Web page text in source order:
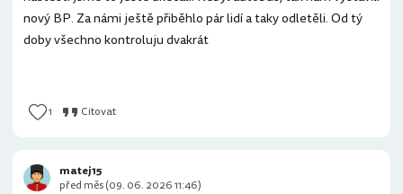
nový BP. Za námi ještě přiběhlo pár lidí a taky odletěli. Od tý
doby všechno kontroluju dvakrát
1 Citovat
matej15
před měs (09. 06. 2026 11:46)